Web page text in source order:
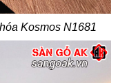
Kosmos N1681